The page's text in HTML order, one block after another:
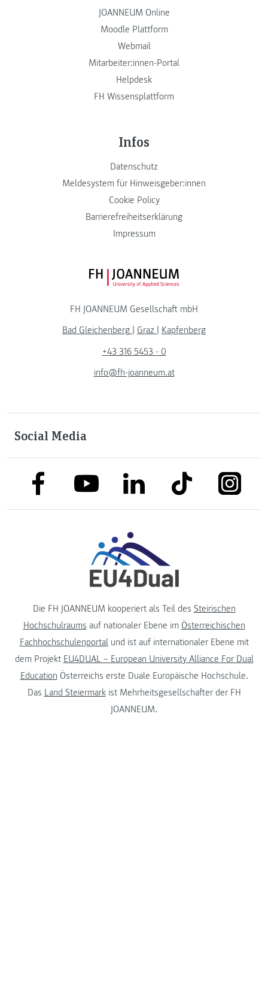
JOANNEUM Online
Moodle Plattform
Webmail
Mitarbeiter:innen-Portal
Helpdesk
FH Wissensplattform
Infos
Datenschutz
Meldesystem für Hinweisgeber:innen
Cookie Policy
Barrierefreiheitserklärung
Impressum
FH JOANNEUM Logo
FH JOANNEUM Gesellschaft mbH
Bad Gleichenberg
Graz
Kapfenberg
+43 316 5453 - 0
info@fh-joanneum.at
Social Media
link to facebooklink to youtubelink to linkedinlink to tiktok
Die FH JOANNEUM kooperiert als Teil des Steirischen
Hochschulraums auf nationaler Ebene im Österreichischen
Fachhochschulenportalund ist auf internationaler Ebene mit
dem Projekt EU4DUAL – European University Alliance For Dual
Education Österreichs erste Duale Europäische Hochschule.
Das Land Steiermarkist Mehrheitsgesellschafter der FH
JOANNEUM.